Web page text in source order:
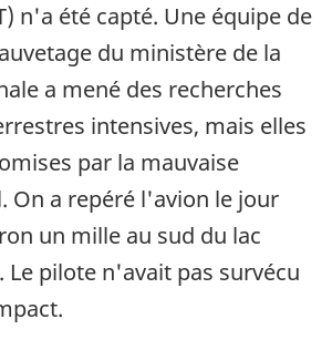
n'a été capté. Une équipe de
du ministère de la
a mené des recherches
intensives, mais elles
par la mauvaise
On a repéré l'avion le jour
un mille au sud du lac
Le pilote n'avait pas survécu